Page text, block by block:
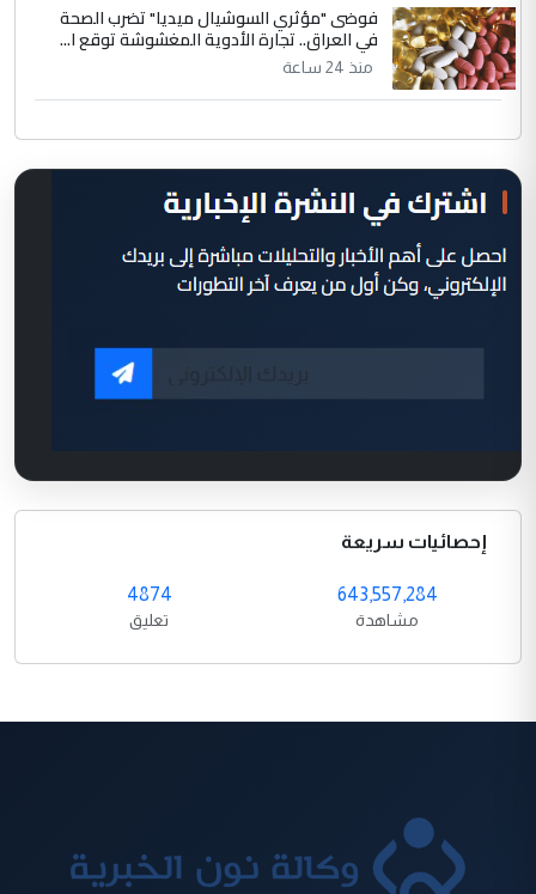
فوضى "مؤثري السوشيال ميديا" تضرب الصحة
في العراق.. تجارة الأدوية المغشوشة توقع ا...
منذ 24 ساعة
إحصائيات سريعة
643,557,284
مشاهدة
4874
تعليق